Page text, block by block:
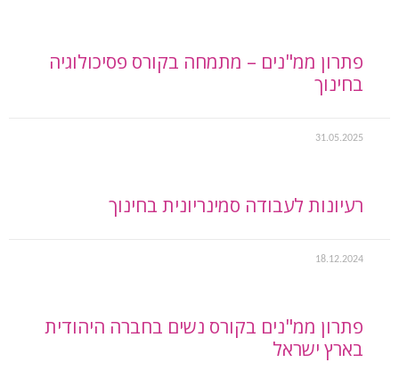
פתרון ממ"נים – מתמחה בקורס פסיכולוגיה
בחינוך
31.05.2025
רעיונות לעבודה סמינריונית בחינוך
18.12.2024
פתרון ממ"נים בקורס נשים בחברה היהודית
בארץ ישראל